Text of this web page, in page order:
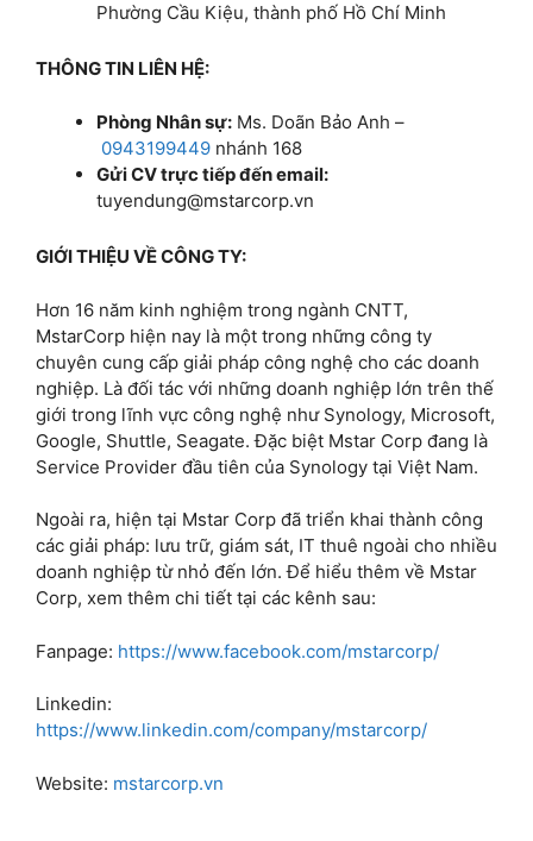
Phường Cầu Kiệu, thành phố Hồ Chí Minh
THÔNG TIN LIÊN HỆ:
Phòng Nhân sự: Ms. Doãn Bảo Anh –
0943199449 nhánh 168
Gửi CV trực tiếp đến email:
tuyendung@mstarcorp.vn
GIỚI THIỆU VỀ CÔNG TY:
Hơn 16 năm kinh nghiệm trong ngành CNTT,
MstarCorp hiện nay là một trong những công ty
chuyên cung cấp giải pháp công nghệ cho các doanh
nghiệp. Là đối tác với những doanh nghiệp lớn trên thế
giới trong lĩnh vực công nghệ như Synology, Microsoft,
Google, Shuttle, Seagate. Đặc biệt Mstar Corp đang là
Service Provider đầu tiên của Synology tại Việt Nam.
Ngoài ra, hiện tại Mstar Corp đã triển khai thành công
các giải pháp: lưu trữ, giám sát, IT thuê ngoài cho nhiều
doanh nghiệp từ nhỏ đến lớn. Để hiểu thêm về Mstar
Corp, xem thêm chi tiết tại các kênh sau:
Fanpage: https://www.facebook.com/mstarcorp/
Linkedin:
https://www.linkedin.com/company/mstarcorp/
Website: mstarcorp.vn